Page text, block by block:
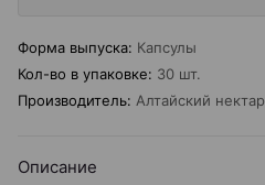
Форма выпуска: Капсулы
Кол-во в упаковке: 30 шт.
Производитель: Алтайский нектар
Описание